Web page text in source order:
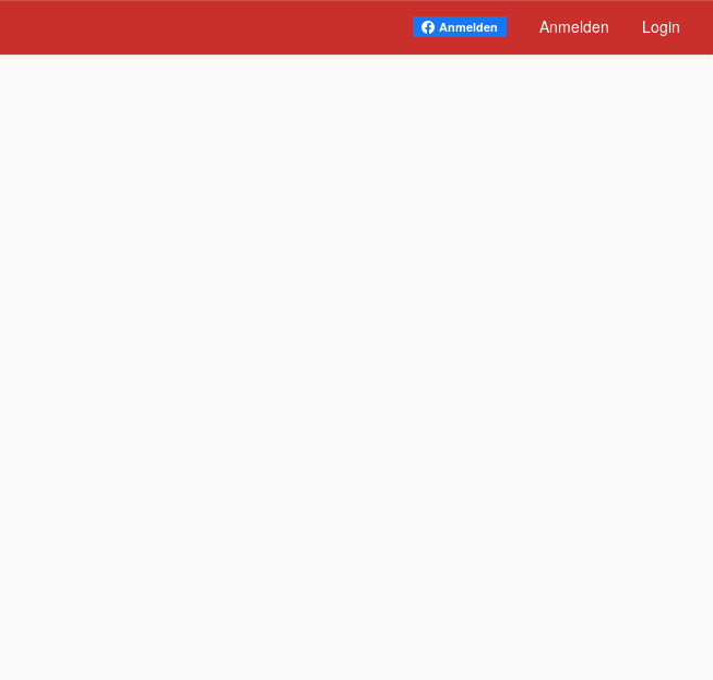
Anmelden Anmelden Login